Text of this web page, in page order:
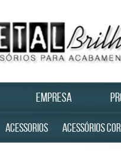
EMPRESA
ACESSORIOS ACESSÓRIOS